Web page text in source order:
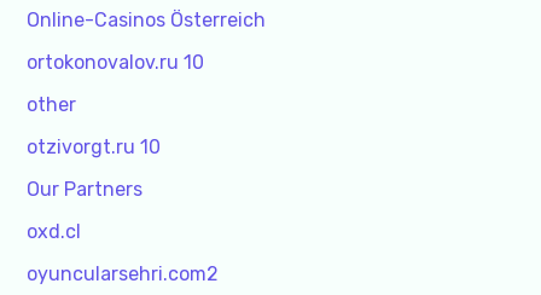
Online-Casinos Österreich
ortokonovalov.ru 10
other
otzivorgt.ru 10
Our Partners
oxd.cl
oyuncularsehri.com2